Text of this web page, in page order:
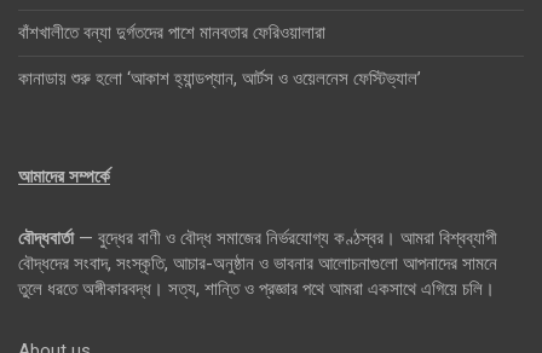
বাঁশখালীতে বন্যা দুর্গতদের পাশে মানবতার ফেরিওয়ালারা
কানাডায় শুরু হলো ‘আকাশ হ্যান্ডপ্যান, আর্টস ও ওয়েলনেস ফেস্টিভ্যাল’
আমাদের সম্পর্কে
বৌদ্ধবার্তা— বুদ্ধের বাণী ও বৌদ্ধ সমাজের নির্ভরযোগ্য কণ্ঠস্বর। আমরা বিশ্বব্যাপী
বৌদ্ধদের সংবাদ, সংস্কৃতি, আচার-অনুষ্ঠান ও ভাবনার আলোচনাগুলো আপনাদের সামনে
তুলে ধরতে অঙ্গীকারবদ্ধ। সত্য, শান্তি ও প্রজ্ঞার পথে আমরা একসাথে এগিয়ে চলি।